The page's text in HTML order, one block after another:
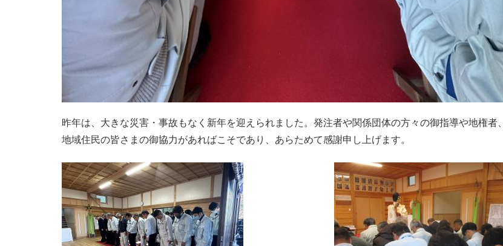
昨年は、大きな災害・事故もなく新年を迎えられました。発注者や関係団体の方々の御指導や地権者、
地域住民の皆さまの御協力があればこそであり、あらためて感謝申し上げます。